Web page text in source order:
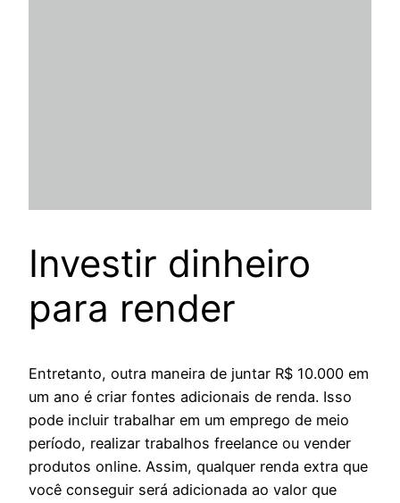
Investir dinheiro
para render
Entretanto, outra maneira de juntar R$ 10.000 em
um ano é criar fontes adicionais de renda. Isso
pode incluir trabalhar em um emprego de meio
período, realizar trabalhos freelance ou vender
produtos online. Assim, qualquer renda extra que
você conseguir será adicionada ao valor que